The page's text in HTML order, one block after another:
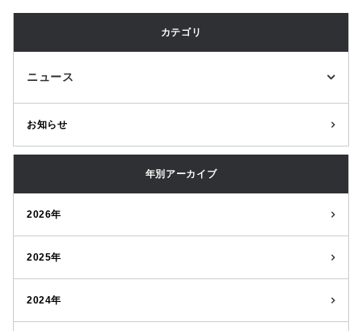
カテゴリ
ニュース
お知らせ
年別アーカイブ
2026年
2025年
2024年